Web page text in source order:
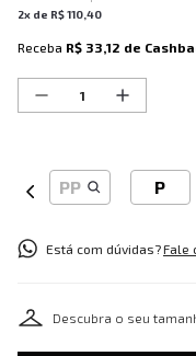
2x de R$110 40
Receba R$ 33,12 de
PP P
Está com dúvidas?Fale
Descubra o seu